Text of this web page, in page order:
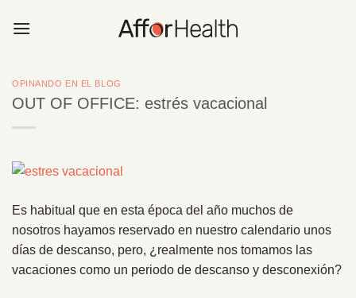
OPINANDO EN EL BLOG
OUT OF OFFICE: estrés vacacional
Es habitual que en esta época del año muchos de
nosotros hayamos reservado en nuestro calendario unos
días de descanso, pero, ¿realmente nos tomamos las
vacaciones como un periodo de descanso y desconexión?